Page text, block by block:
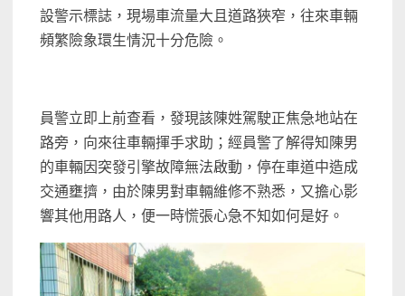
設警示標誌，現場車流量大且道路狹窄，往來車輛
頻繁險象環生情況十分危險。
員警立即上前查看，發現該陳姓駕駛正焦急地站在
路旁，向來往車輛揮手求助；經員警了解得知陳男
的車輛因突發引擎故障無法啟動，停在車道中造成
交通壅擠，由於陳男對車輛維修不熟悉，又擔心影
響其他用路人，便一時慌張心急不知如何是好。